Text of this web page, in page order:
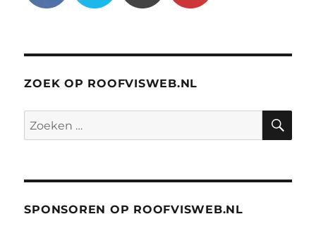
ZOEK OP ROOFVISWEB.NL
Zoeken
naar:
SPONSOREN OP ROOFVISWEB.NL